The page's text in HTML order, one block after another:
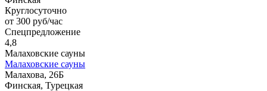
Круглосуточно
от 300 руб/час
Спецпредложение
4,8
Малаховские сауны
Малаховские сауны
Малахова, 26Б
Финская, Турецкая